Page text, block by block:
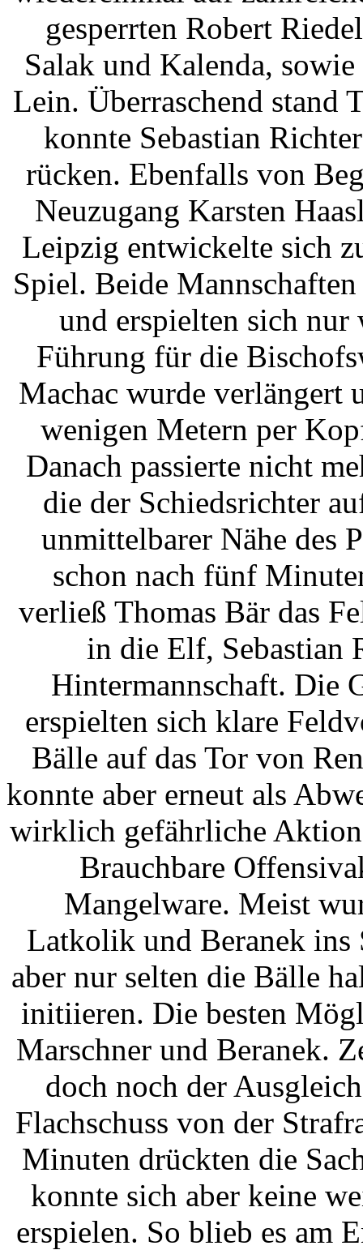
gesperrten Robert
Salak und Kalenda,
Lein. Überraschend stand
konnte Sebastian
rücken. Ebenfalls von
Neuzugang Karsten
Leipzig entwickelte sich
Spiel. Beide
und erspielten sich nur
Führung für die
Machac wurde verlängert
wenigen Metern per
Danach passierte nicht
die der Schiedsrichter
unmittelbarer Nähe des
schon nach fünf
verließ Thomas Bär das
in die Elf, Sebastian
Hintermannschaft. Die
erspielten sich klare
Bälle auf das Tor von
konnte aber erneut als
wirklich gefährliche
Brauchbare
Mangelware. Meist
Latkolik und Beranek ins
aber nur selten die Bälle
initiieren. Die besten
Marschner und Beranek.
doch noch der
Flachschuss von der
Minuten drückten die
konnte sich aber keine
erspielen. So blieb es am